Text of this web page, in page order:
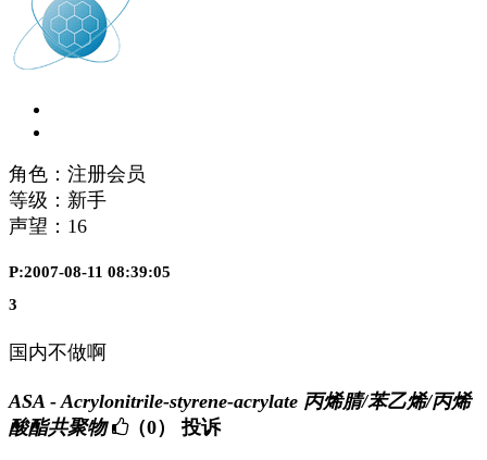
角色：注册会员
等级：新手
声望： 16
P:2007-08-11 08:39:05
3
国内不做啊
ASA - Acrylonitrile-styrene-acrylate 丙烯腈/苯乙烯/丙烯
酸酯共聚物
（0） 投诉